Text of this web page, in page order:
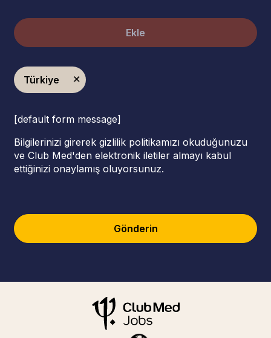
Ekle
Türkiye
[default form message]
Bilgilerinizi girerek gizlilik politikamızı okuduğunuzu
ve Club Med'den elektronik iletiler almayı kabul
ettiğinizi onaylamış oluyorsunuz.
Gönderin